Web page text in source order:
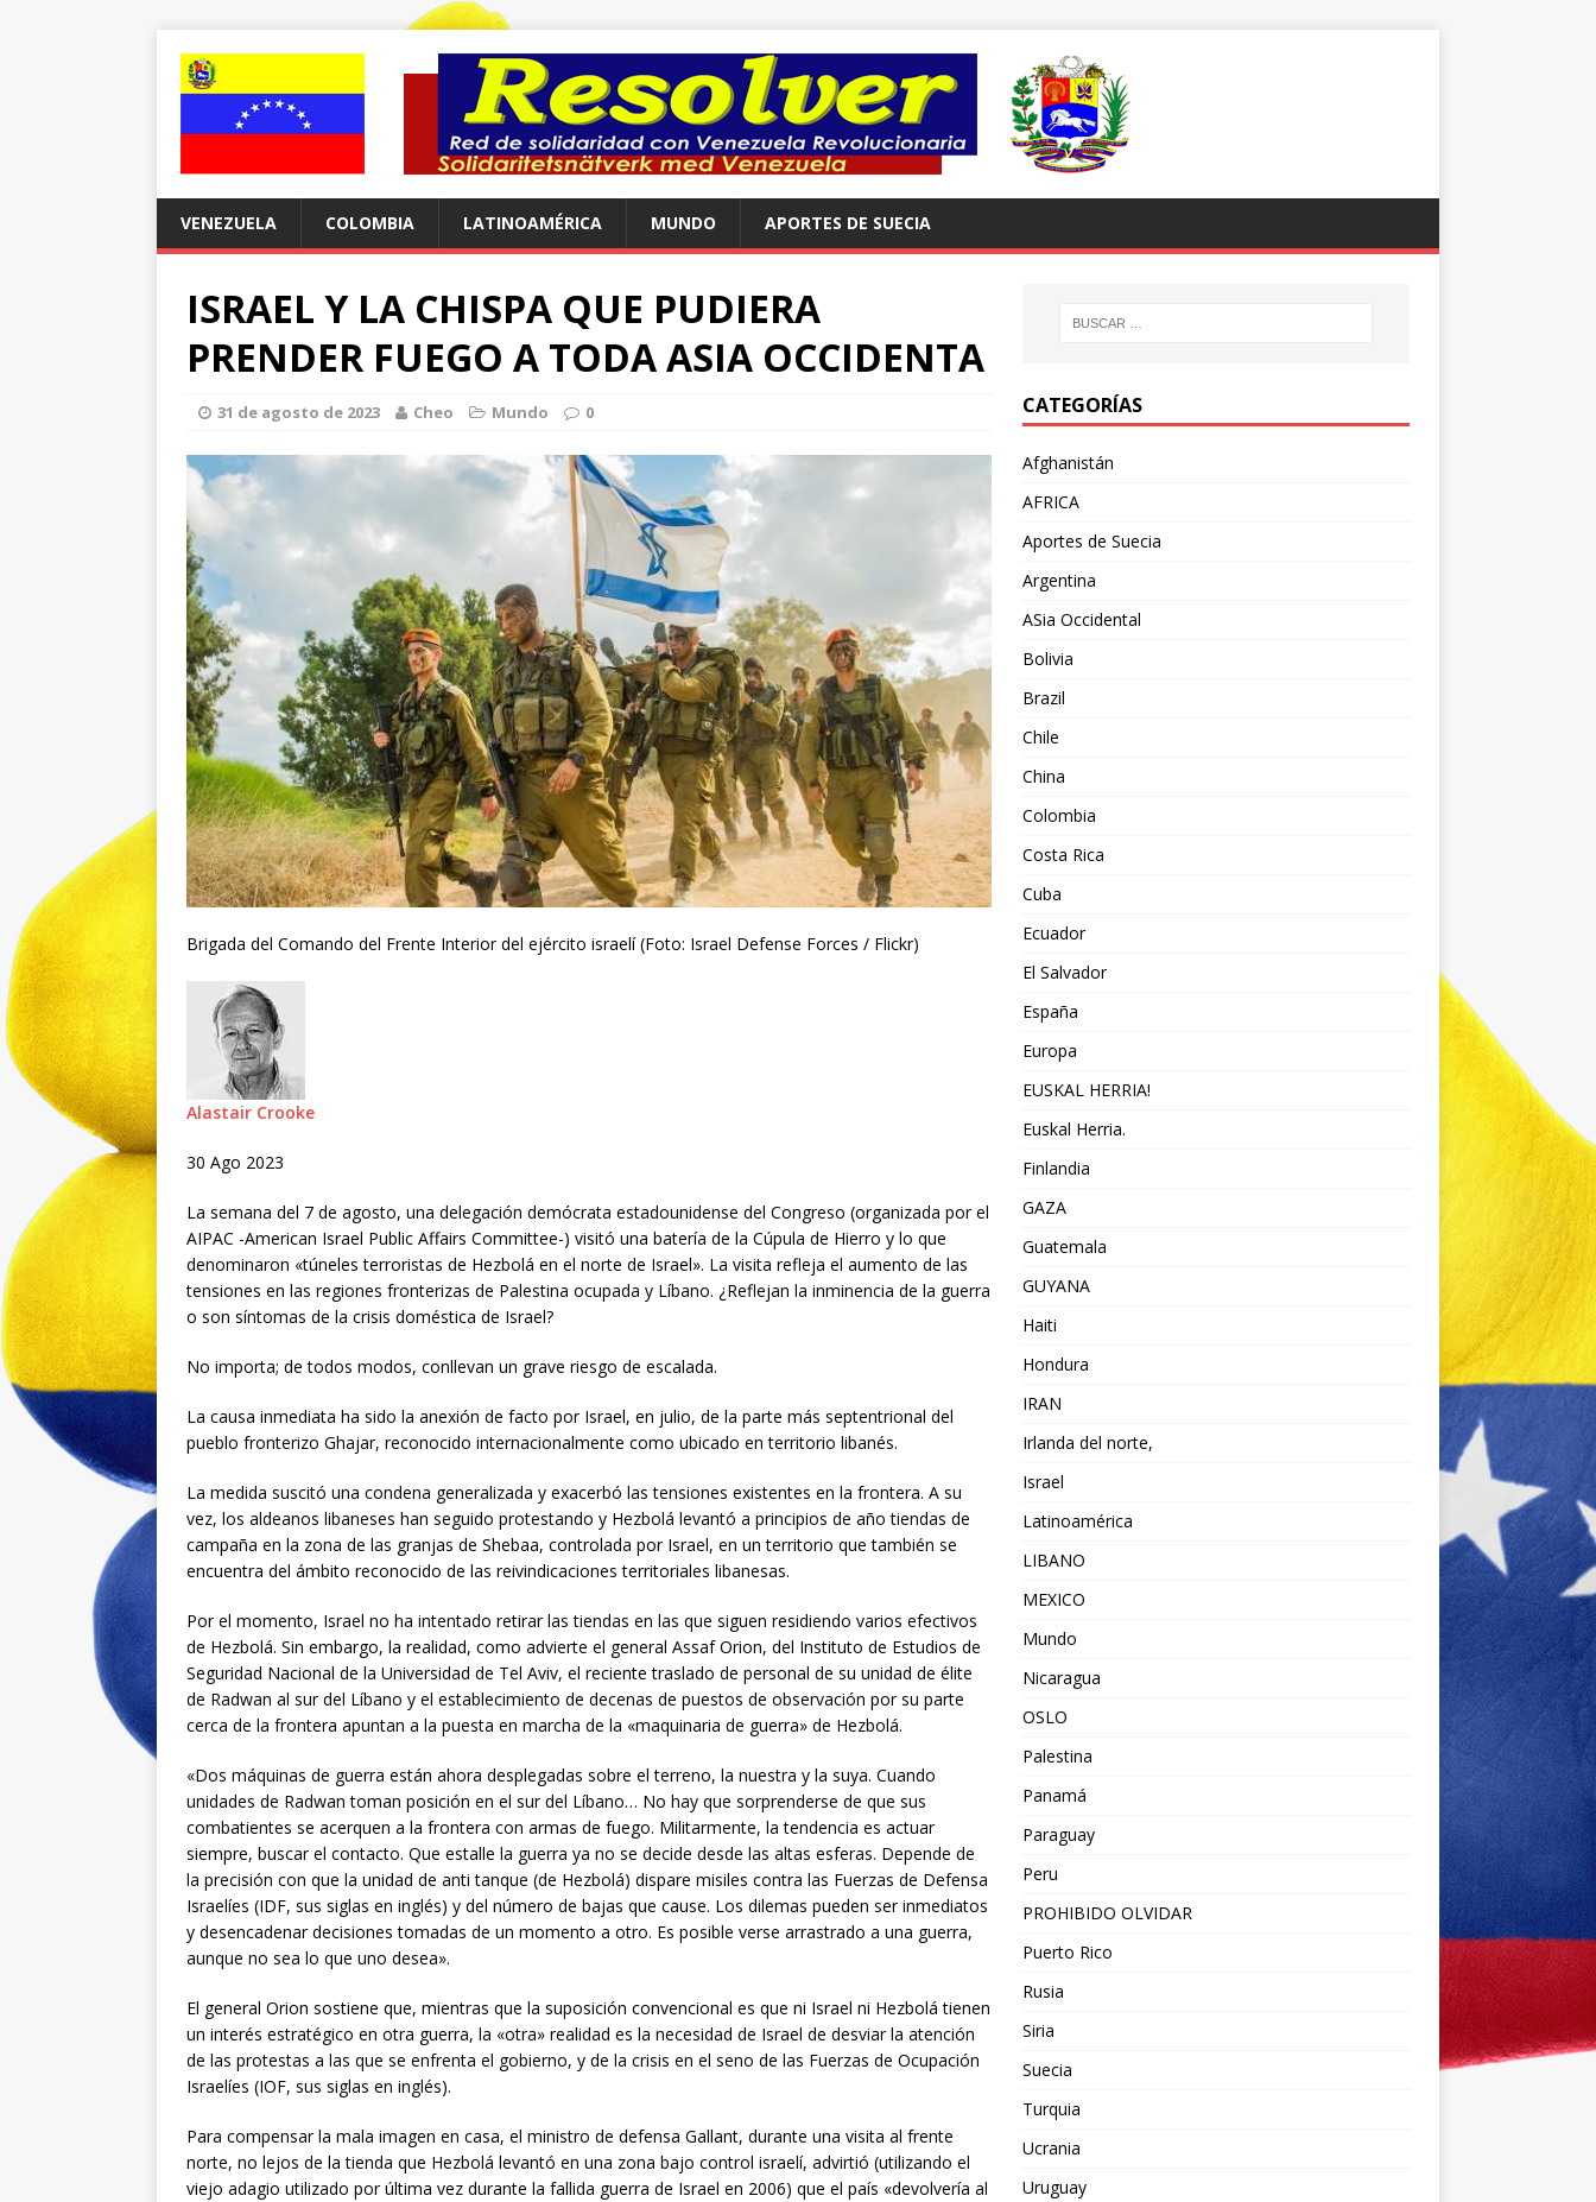
VENEZUELA COLOMBIA LATINOAMÉRICA MUNDO APORTES DE SUECIA
ISRAEL Y LA CHISPA QUE PUDIERA
PRENDER FUEGO A TODA ASIA OCCIDENTA
31 de agosto de 2023 Cheo Mundo 0
Brigada del Comando del Frente Interior del ejército israelí (Foto: Israel Defense Forces / Flickr)
Alastair Crooke
30 Ago 2023
La semana del 7 de agosto, una delegación demócrata estadounidense del Congreso (organizada por el
AIPAC -American Israel Public Affairs Committee-) visitó una batería de la Cúpula de Hierro y lo que
denominaron «túneles terroristas de Hezbolá en el norte de Israel». La visita refleja el aumento de las
tensiones en las regiones fronterizas de Palestina ocupada y Líbano. ¿Reflejan la inminencia de la guerra
o son síntomas de la crisis doméstica de Israel?
No importa; de todos modos, conllevan un grave riesgo de escalada.
La causa inmediata ha sido la anexión de facto por Israel, en julio, de la parte más septentrional del
pueblo fronterizo Ghajar, reconocido internacionalmente como ubicado en territorio libanés.
La medida suscitó una condena generalizada y exacerbó las tensiones existentes en la frontera. A su
vez, los aldeanos libaneses han seguido protestando y Hezbolá levantó a principios de año tiendas de
campaña en la zona de las granjas de Shebaa, controlada por Israel, en un territorio que también se
encuentra del ámbito reconocido de las reivindicaciones territoriales libanesas.
Por el momento, Israel no ha intentado retirar las tiendas en las que siguen residiendo varios efectivos
de Hezbolá. Sin embargo, la realidad, como advierte el general Assaf Orion, del Instituto de Estudios de
Seguridad Nacional de la Universidad de Tel Aviv, el reciente traslado de personal de su unidad de élite
de Radwan al sur del Líbano y el establecimiento de decenas de puestos de observación por su parte
cerca de la frontera apuntan a la puesta en marcha de la «maquinaria de guerra» de Hezbolá.
«Dos máquinas de guerra están ahora desplegadas sobre el terreno, la nuestra y la suya. Cuando
unidades de Radwan toman posición en el sur del Líbano… No hay que sorprenderse de que sus
combatientes se acerquen a la frontera con armas de fuego. Militarmente, la tendencia es actuar
siempre, buscar el contacto. Que estalle la guerra ya no se decide desde las altas esferas. Depende de
la precisión con que la unidad de anti tanque (de Hezbolá) dispare misiles contra las Fuerzas de Defensa
Israelíes (IDF, sus siglas en inglés) y del número de bajas que cause. Los dilemas pueden ser inmediatos
y desencadenar decisiones tomadas de un momento a otro. Es posible verse arrastrado a una guerra,
aunque no sea lo que uno desea».
El general Orion sostiene que, mientras que la suposición convencional es que ni Israel ni Hezbolá tienen
un interés estratégico en otra guerra, la «otra» realidad es la necesidad de Israel de desviar la atención
de las protestas a las que se enfrenta el gobierno, y de la crisis en el seno de las Fuerzas de Ocupación
Israelíes (IOF, sus siglas en inglés).
Para compensar la mala imagen en casa, el ministro de defensa Gallant, durante una visita al frente
norte, no lejos de la tienda que Hezbolá levantó en una zona bajo control israelí, advirtió (utilizando el
viejo adagio utilizado por última vez durante la fallida guerra de Israel en 2006) que el país «devolvería al
CATEGORÍAS
Afghanistán
AFRICA
Aportes de Suecia
Argentina
ASia Occidental
Bolivia
Brazil
Chile
China
Colombia
Costa Rica
Cuba
Ecuador
El Salvador
España
Europa
EUSKAL HERRIA!
Euskal Herria.
Finlandia
GAZA
Guatemala
GUYANA
Haiti
Hondura
IRAN
Irlanda del norte,
Israel
Latinoamérica
LIBANO
MEXICO
Mundo
Nicaragua
OSLO
Palestina
Panamá
Paraguay
Peru
PROHIBIDO OLVIDAR
Puerto Rico
Rusia
Siria
Suecia
Turquia
Ucrania
Uruguay